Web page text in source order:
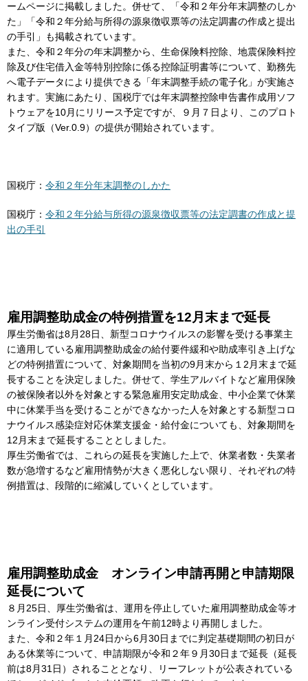
ームページに掲載しました。併せて、「令和２年分年末調整のしか
た」「令和２年分給与所得の源泉徴収票等の法定調書の作成と提出
の手引」も掲載されています。
また、令和２年分の年末調整から、生命保険料控除、地震保険料控
除及び住宅借入金等特別控除に係る控除証明書等について、勤務先
へ電子データにより提供できる「年末調整手続の電子化」が実施さ
れます。実施にあたり、国税庁では年末調整控除申告書作成用ソフ
トウェアを10月にリリース予定ですが、９月７日より、このプロト
タイプ版（Ver.0.9）の提供が開始されています。
国税庁： 令和２年分年末調整のしかた
国税庁： 令和２年分給与所得の源泉徴収票等の法定調書の作成と提
出の手引
雇用調整助成金の特例措置を12月末まで延長
厚生労働省は8月28日、新型コロナウイルスの影響を受ける事業主
に適用している雇用調整助成金の給付要件緩和や助成率引き上げな
どの特例措置について、対象期間を当初の9月末から１2月末まで延
長することを決定しました。併せて、学生アルバイトなど雇用保険
の被保険者以外を対象とする緊急雇用安定助成金、中小企業で休業
中に休業手当を受けることができなかった人を対象とする新型コロ
ナウイルス感染症対応休業支援金・給付金についても、対象期間を
12月末まで延長することとしました。
厚生労働省では、これらの延長を実施した上で、休業者数・失業者
数が急増するなど雇用情勢が大きく悪化しない限り、それぞれの特
例措置は、段階的に縮減していくとしています。
雇用調整助成金 オンライン申請再開と申請期限
延長について
８月25日、厚生労働省は、運用を停止していた雇用調整助成金等オ
ンライン受付システムの運用を午前12時より再開しました。
また、令和２年１月24日から6月30日までに判定基礎期間の初日が
ある休業等について、申請期限が令和２年９月30日まで延長（延長
前は8月31日）されることとなり、リーフレットが公表されている